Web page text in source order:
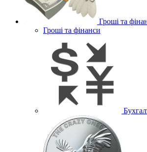
Гроші та
Гроші та фінанси